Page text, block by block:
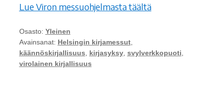
Lue Viron messuohjelmasta täältä
Osasto: Yleinen
Avainsanat: Helsingin kirjamessut,
käännöskirjallisuus, kirjasyksy, svylverkkopuoti,
virolainen kirjallisuus